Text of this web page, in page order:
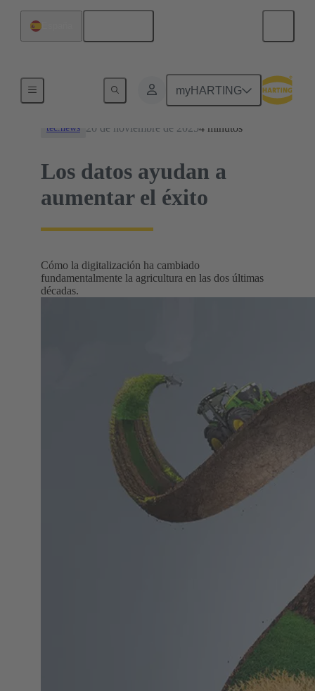
myHARTING
tec.news 20 de noviembre de 20254 minutos
Los datos ayudan a
aumentar el éxito
Cómo la digitalización ha cambiado
fundamentalmente la agricultura en las dos últimas
décadas.